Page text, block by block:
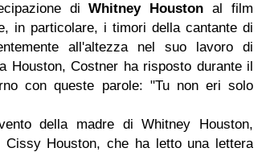
diWhitney Houston al film
in particolare, i timori della cantante di
all'altezza nel suo lavoro di
Houston, Costner ha risposto durante il
con queste parole: "Tu non eri solo
della madre di Whitney Houston,
Cissy Houston, che ha letto una lettera